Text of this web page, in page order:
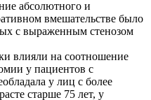
абсолютного и
вмешательстве было
с выраженным стенозом
влияли на соотношение
у пациентов с
у лиц с более
старше 75 лет, у